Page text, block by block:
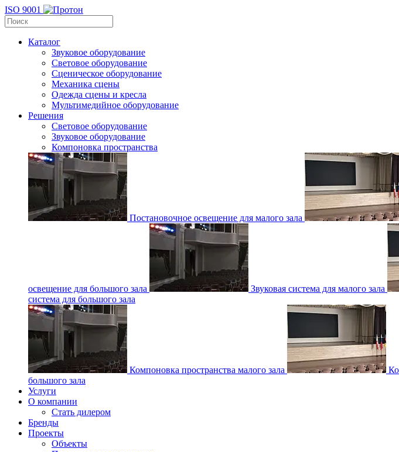
ISO 9001
Каталог
Звуковое оборудование
Световое оборудование
Сценическое оборудование
Механика сцены
Одежда сцены и кресла
Мультимедийное оборудование
Решения
Световое оборудование
Звуковое оборудование
Компоновка пространства
Постановочное освещение для малого зала
освещение для большого зала Звуковая система для малого зала
система для большого зала
Компоновка пространства малого зала
большого зала
Услуги
О компании
Стать дилером
Бренды
Проекты
Объекты